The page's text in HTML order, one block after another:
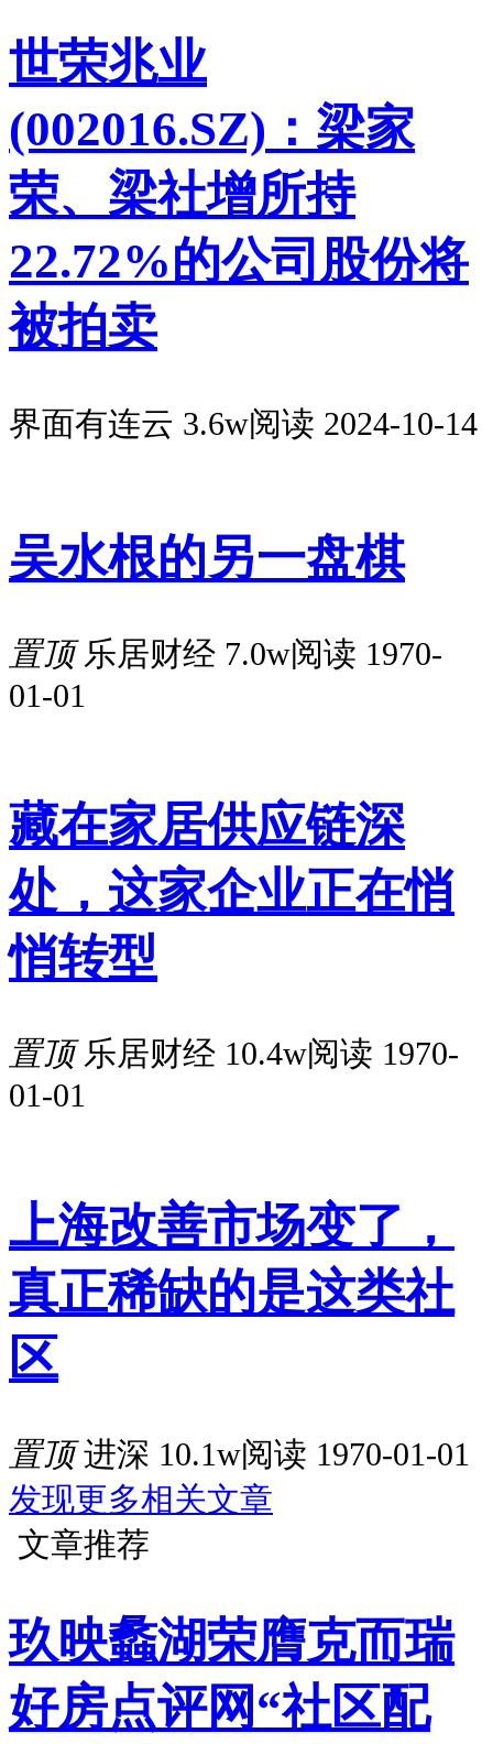
世荣兆业
(002016.SZ)：梁家
荣、梁社增所持
22.72%的公司股份将
被拍卖
界面有连云 3.6w阅读 2024-10-14
吴水根的另一盘棋
置顶 乐居财经 7.0w阅读 1970-
01-01
藏在家居供应链深
处，这家企业正在悄
悄转型
置顶 乐居财经 10.4w阅读 1970-
01-01
上海改善市场变了，
真正稀缺的是这类社
区
置顶 进深 10.1w阅读 1970-01-01
发现更多相关文章
文章推荐
玖映蠡湖荣膺克而瑞
好房点评网“社区配